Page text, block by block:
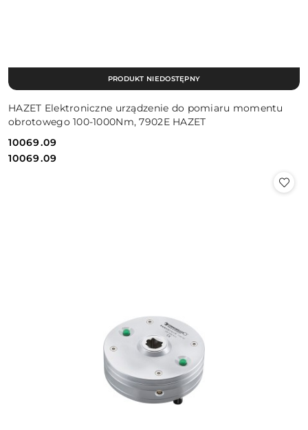
HAZET Elektroniczne urządzenie do pomiaru momentu
obrotowego 100-1000Nm, 7902E HAZET
Cena:
10069.09
Cena:
10069.09
PRODUKT NIEDOSTĘPNY